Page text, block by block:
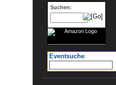
Suchen:
Eventsuche: